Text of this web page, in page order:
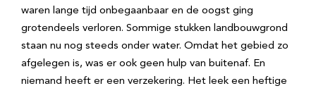
waren lange tijd onbegaanbaar en de oogst ging
grotendeels verloren. Sommige stukken landbouwgrond
staan nu nog steeds onder water. Omdat het gebied zo
afgelegen is, was er ook geen hulp van buitenaf. En
niemand heeft er een verzekering. Het leek een heftige